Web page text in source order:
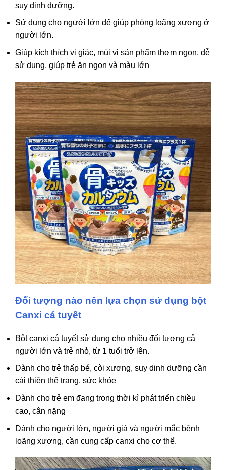
suy dinh dưỡng.
Sử dụng cho người lớn để giúp phòng loãng xương ở
người lớn.
Giúp kích thích vị giác, mùi vị sản phẩm thơm ngon, dễ
sử dụng, giúp trẻ ăn ngon và màu lớn
Đối tượng nào nên lựa chọn sử dụng bột
Canxi cá tuyết
Bột canxi cá tuyết sử dụng cho nhiều đối tượng cả
người lớn và trẻ nhỏ, từ 1 tuổi trở lên.
Dành cho trẻ thấp bé, còi xương, suy dinh dưỡng cần
cải thiện thể trạng, sức khỏe
Dành cho trẻ em đang trong thời kì phát triển chiều
cao, cân nặng
Dành cho người lớn, người già và người mắc bệnh
loãng xương, cần cung cấp canxi cho cơ thể.